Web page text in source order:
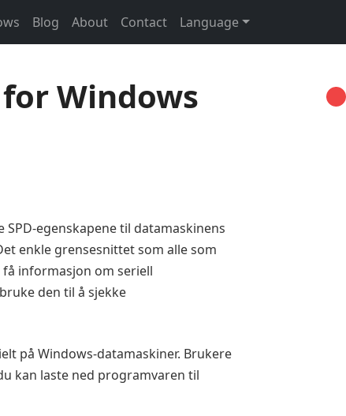
Blog About Contact Language
Windows
egenskapene til datamaskinens
enkle grensesnittet som alle som
informasjon om seriell
den til å sjekke
på Windows-datamaskiner. Brukere
kan laste ned programvaren til